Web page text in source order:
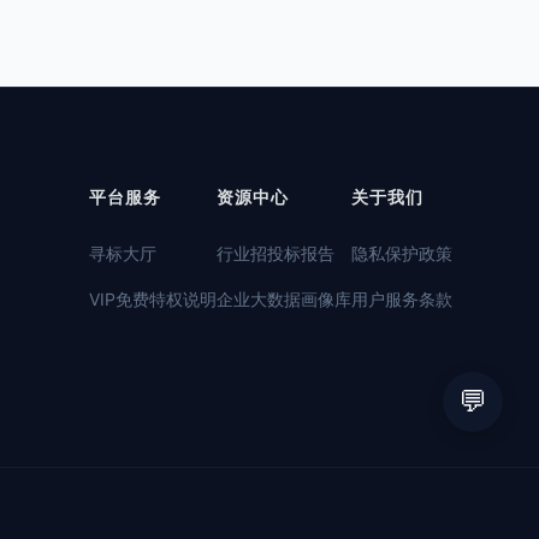
平台服务
寻标大厅
VIP免费特权说明
资源中心
行业招投标报告
企业大数据画像库
关于我们
隐私保护政策
用户服务条款
💬